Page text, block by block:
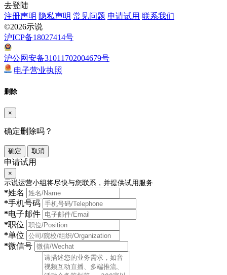
去登陆
注册声明 隐私声明 常见问题 申请试用 联系我们
©2026示说
沪ICP备18027414号
沪公网安备31011702004679号
电子营业执照
删除
×
确定删除吗？
确定 取消
申请试用
×
示说运营小组将尽快与您联系，并提供试用服务
*姓名
*手机号码
*电子邮件
*职位
*单位
*微信号